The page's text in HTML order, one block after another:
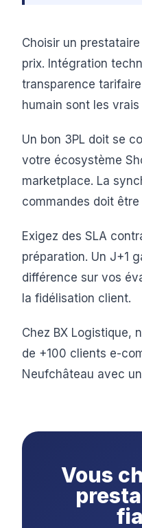
Choisir un
prix. Intégration
transparence
humain sont les
Un bon 3PL doit se
votre écosystème
marketplace. La
commandes doit
Exigez des SLA
préparation. Un J+1
différence sur vos
la fidélisation client.
Chez BX Logistique,
de +100 clients e-
Neufchâteau avec
Vous